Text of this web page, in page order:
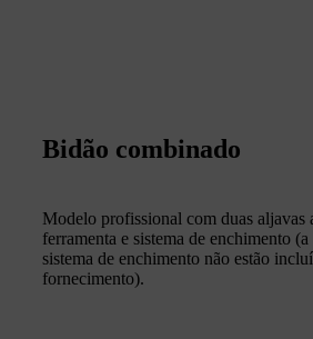
Bidão combinado
Modelo profissional com duas aljavas
ferramenta e sistema de enchimento
sistema de enchimento não estão
fornecimento).